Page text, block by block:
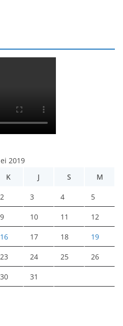
2019
K J S M
2 3 4 5
9 10 11 12
16 17 18 19
23 24 25 26
30 31